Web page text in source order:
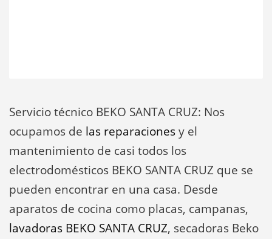
Servicio técnico BEKO SANTA CRUZ: Nos
ocupamos de las reparacionesy el
mantenimiento de casi todos los
electrodomésticos BEKO SANTA CRUZ que se
pueden encontrar en una casa. Desde
aparatos de cocina como placas, campanas,
lavadoras BEKO SANTA CRUZ, secadoras Beko